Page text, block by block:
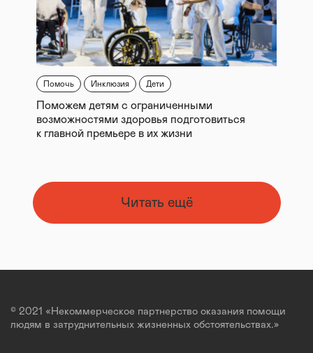
Помочь Инклюзия Дети
Поможем детям с ограниченными
возможностями здоровья подготовиться
к главной премьере в их жизни
Читать ещё
© 2021 «Некоммерческое партнерство оказания помощи
людям в затруднительных жизненных обстоятельствах.»